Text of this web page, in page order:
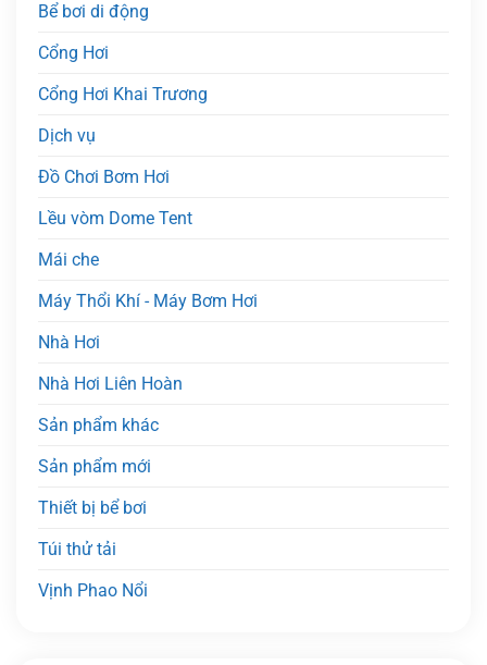
Bể bơi di động
Cổng Hơi
Cổng Hơi Khai Trương
Dịch vụ
Đồ Chơi Bơm Hơi
Lều vòm Dome Tent
Mái che
Máy Thổi Khí - Máy Bơm Hơi
Nhà Hơi
Nhà Hơi Liên Hoàn
Sản phẩm khác
Sản phẩm mới
Thiết bị bể bơi
Túi thử tải
Vịnh Phao Nổi